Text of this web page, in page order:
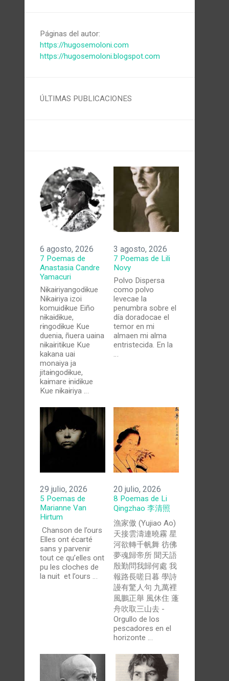
Páginas del autor:
https://hugosemoloni.com
https://hugosemoloni.blogspot.com
ÚLTIMAS PUBLICACIONES
6 agosto, 2026
7 Poemas de
Anastasia Candre
Yamacuri
Nɨkaɨriyangodɨkue
Nɨkaɨriya izoi
komuidɨkue Eiño
nɨkaɨdɨkue,
rɨngodɨkue Kue
duenia, ñuera uaina
nɨkaɨritɨkue Kue
kakana uai
monaiya ja
jitaɨngodɨkue,
kaɨmare ɨnɨdɨkue
Kue nɨkaɨriya …
3 agosto, 2026
7 Poemas de Lili
Novy
Polvo Dispersa
como polvo
levecae la
penumbra sobre el
día doradocae el
temor en mi
almaen mi alma
entristecida. En la
…
29 julio, 2026
5 Poemas de
Marianne Van
Hirtum
Chanson de l’ours
Elles ont écarté
sans y parvenir
tout ce qu’elles ont
pu les cloches de
la nuit et l’ours …
20 julio, 2026
8 Poemas de Li
Qingzhao 李清照
漁家傲 (Yujiao Ao)
天接雲濤連曉霧 星
河欲轉千帆舞 彷佛
夢魂歸帝所 聞天語
殷勤問我歸何處 我
報路長嗟日暮 學詩
謾有驚人句 九萬裡
風鵬正舉 風休住 蓬
舟吹取三山去 -
Orgullo de los
pescadores en el
horizonte …